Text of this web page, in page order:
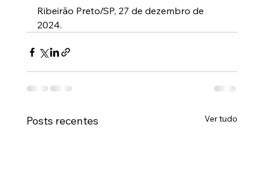
Ribeirão Preto/SP, 27 de dezembro de
2024.
Posts recentes Ver tudo